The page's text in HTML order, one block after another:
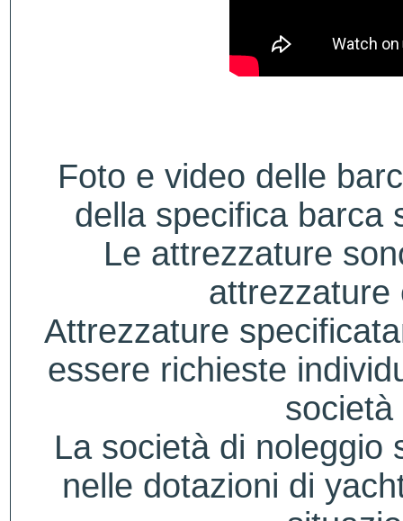
Foto e video delle
della specifica barca
Le attrezzature
attrezzature
Attrezzature
essere richieste
La società di noleggio
nelle dotazioni di